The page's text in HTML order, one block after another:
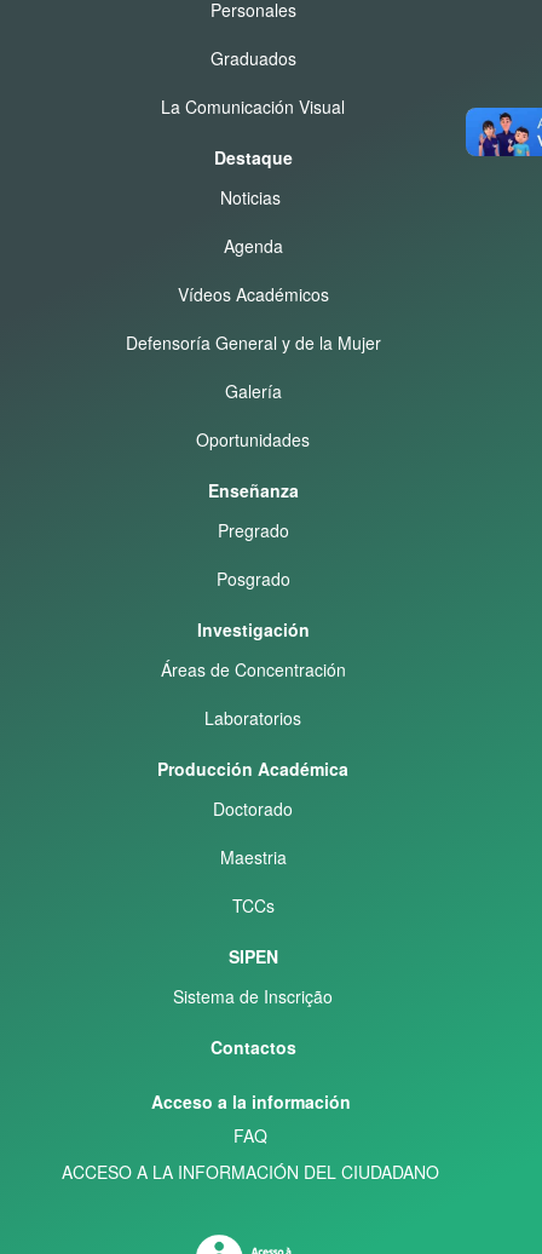
Personales
Graduados
La Comunicación Visual
Destaque
Noticias
Agenda
Vídeos Académicos
Defensoría General y de la Mujer
Galería
Oportunidades
Enseñanza
Pregrado
Posgrado
Investigación
Áreas de Concentración
Laboratorios
Producción Académica
Doctorado
Maestria
TCCs
SIPEN
Sistema de Inscrição
Contactos
Acceso a la información
FAQ
ACCESO A LA INFORMACIÓN DEL CIUDADANO